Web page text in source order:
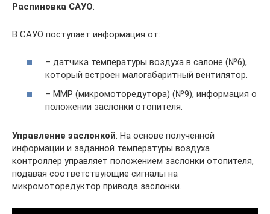
Распиновка САУО:
В САУО поступает информация от:
– датчика температуры воздуха в салоне (№6),
который встроен малогабаритный вентилятор.
– ММР (микромоторедутора) (№9), информация о
положении заслонки отопителя.
Управление заслонкой: На основе полученной
информации и заданной температуры воздуха
контроллер управляет положением заслонки отопителя,
подавая соответствующие сигналы на
микромоторедуктор привода заслонки.